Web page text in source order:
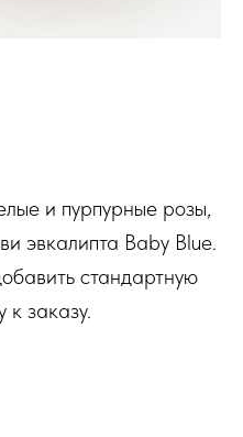
и пурпурные розы,
эвкалипта Baby Blue.
стандартную
к заказу.